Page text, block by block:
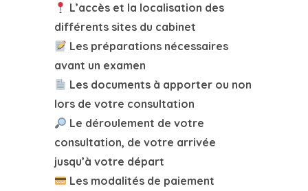
L’accès et la localisation des
différents sites du cabinet
Les préparations nécessaires
avant un examen
Les documents à apporter ou non
lors de votre consultation
Le déroulement de votre
consultation, de votre arrivée
jusqu’à votre départ
Les modalités de paiement